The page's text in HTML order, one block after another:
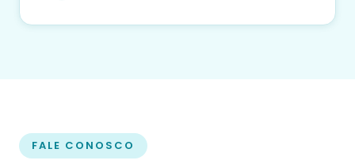
FALE CONOSCO